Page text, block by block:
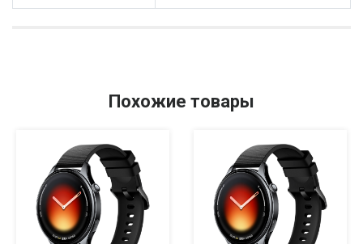
Похожие товары